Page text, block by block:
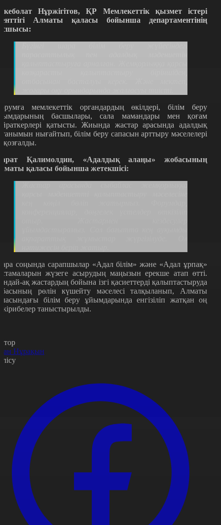
Нұржігітов, ҚР Мемлекеттік қызмет істері
Алматы қаласы бойынша департаментінің
мемлекеттік органдардың өкілдері, білім беру
басшылары, сала мамандары мен қоғам
қатысты. Жиында жастар арасында адалдық
нығайтып, білім беру сапасын арттыру мәселелері
қозғалды.
Қалимолдин, «Адалдық алаңы» жобасының
қаласы бойынша жетекшісі:
соңында сарапшылар «Адал білім»және «Адал ұрпақ»
жүзеге асырудың маңызын ерекше атап өтті.
ақ жастардың бойына ізгі қасиеттерді қалыптастыруда
рөлін күшейту мәселесі талқыланып, Алматы
білім беру ұйымдарында енгізіліп жатқан оң
таныстырылды.
Нұрақын